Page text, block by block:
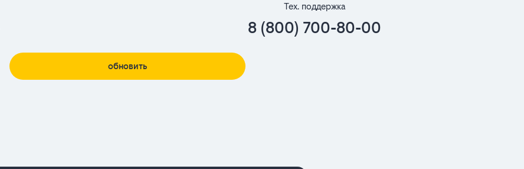
Тех. поддержка
8 (800) 700-80-00
обновить